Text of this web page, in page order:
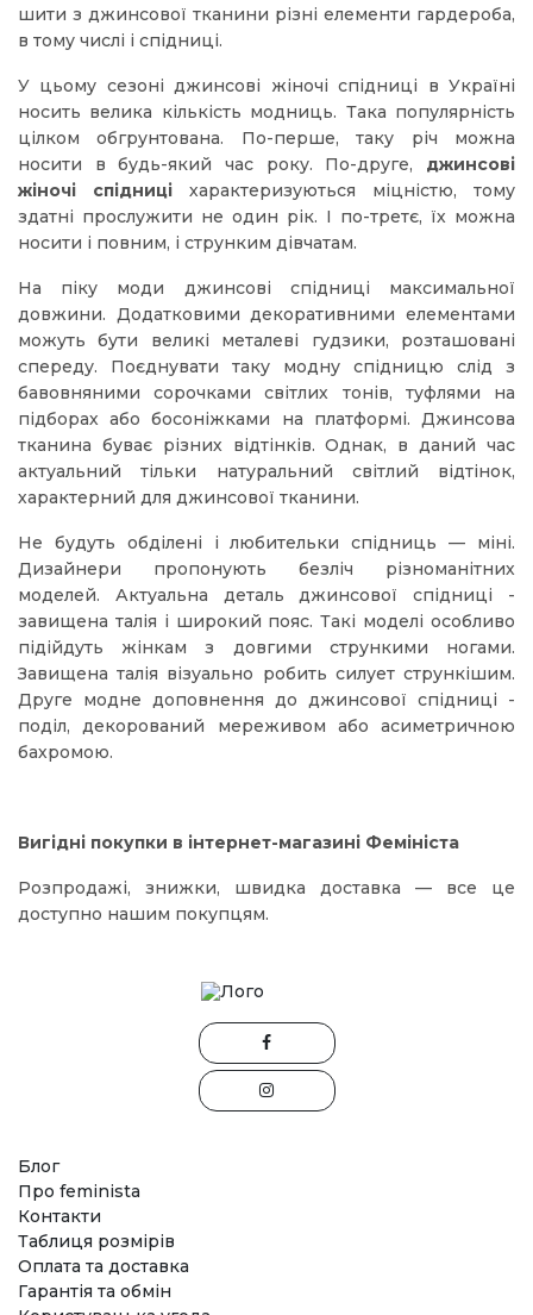
шити з джинсової тканини різні елементи гардероба,
в тому числі і спідниці.
У цьому сезоні джинсові жіночі спідниці в Україні
носить велика кількість модниць. Така популярність
цілком обгрунтована. По-перше, таку річ можна
носити в будь-який час року. По-друге, джинсові
жіночі спідниці характеризуються міцністю, тому
здатні прослужити не один рік. І по-третє, їх можна
носити і повним, і струнким дівчатам.
На піку моди джинсові спідниці максимальної
довжини. Додатковими декоративними елементами
можуть бути великі металеві гудзики, розташовані
спереду. Поєднувати таку модну спідницю слід з
бавовняними сорочками світлих тонів, туфлями на
підборах або босоніжками на платформі. Джинсова
тканина буває різних відтінків. Однак, в даний час
актуальний тільки натуральний світлий відтінок,
характерний для джинсової тканини.
Не будуть обділені і любительки спідниць — міні.
Дизайнери пропонують безліч різноманітних
моделей. Актуальна деталь джинсової спідниці -
завищена талія і широкий пояс. Такі моделі особливо
підійдуть жінкам з довгими стрункими ногами.
Завищена талія візуально робить силует стрункішим.
Друге модне доповнення до джинсової спідниці -
поділ, декорований мереживом або асиметричною
бахромою.
Вигідні покупки в інтернет-магазині Фемініста
Розпродажі, знижки, швидка доставка — все це
доступно нашим покупцям.
Блог
Про feminista
Контакти
Таблиця розмірів
Оплата та доставка
Гарантія та обмін